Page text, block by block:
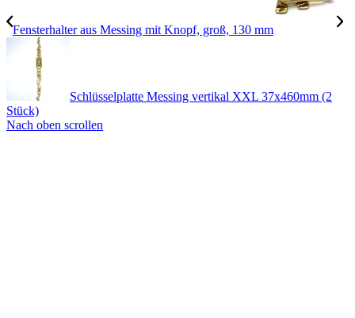
Fensterhalter aus Messing mit Knopf, groß, 130 mm
Schlüsselplatte Messing vertikal XXL 37x460mm (2
Stück)
Nach oben scrollen